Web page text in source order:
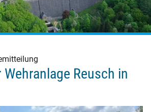
Reusch in